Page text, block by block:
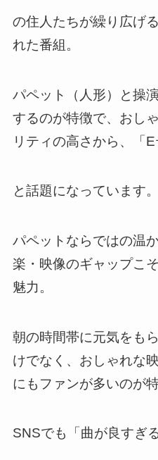
の住人たちが繰り広げ
れた番組。
パペット（人形）と操
するのが特徴で、おし
リティの高さから、「E
と話題になっています。
パペットならではの温
楽・映像のギャップこ
魅力。
朝の時間帯に元気をも
けでなく、おしゃれな
にもファンが多いのが特
SNSでも「曲が良すぎる